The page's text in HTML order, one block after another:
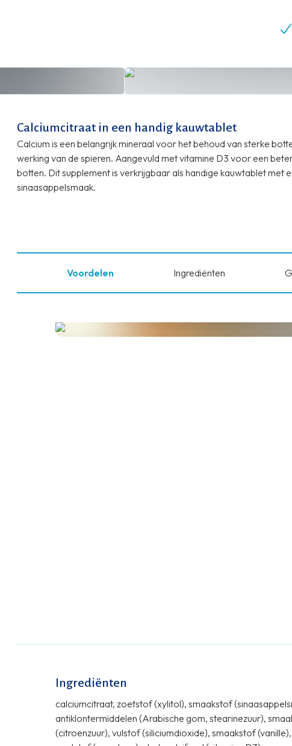
Calciumcitraat in een handig kauwtablet
Calcium is een belangrijk mineraal voor het behoud van sterke
werking van de spieren. Aangevuld met vitamine D3 voor een
botten. Dit supplement is verkrijgbaar als handige kauwtablet met
sinaasappelsmaak.
Voordelen Ingrediënten
Ingrediënten
calciumcitraat, zoetstof (xylitol), smaakstof
antiklontermiddelen (Arabische gom, stearinezuur),
(citroenzuur), vulstof (siliciumdioxide), smaakstof (vanille),